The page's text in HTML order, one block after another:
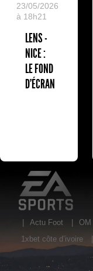
23/05/2026
à 18h21
LENS -
NICE :
LE FOND
D'ÉCRAN
| Actu Foot | OM
1xbet côte d’ivoire
|